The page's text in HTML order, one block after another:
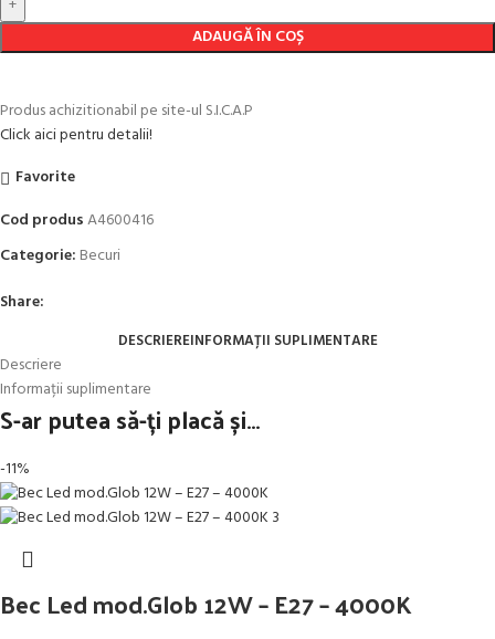
ADAUGĂ ÎN COȘ
Produs achizitionabil pe site-ul S.I.C.A.P
Click aici pentru detalii!
Favorite
Cod produsA4600416
Categorie: Becuri
Share:
DESCRIEREINFORMAȚII SUPLIMENTARE
Descriere
Informații suplimentare
S-ar putea să-ți placă și…
-11%
Bec Led mod.Glob 12W – E27 – 4000K